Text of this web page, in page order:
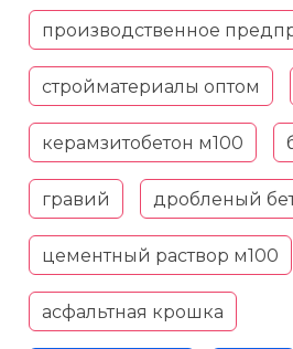
производственное
стройматериалы оптом
керамзитобетон м100
гравий дробленый
цементный раствор м100
асфальтная крошка